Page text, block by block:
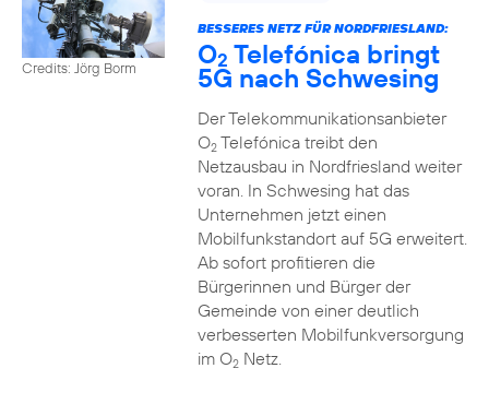
Credits: Jörg Borm
BESSERES NETZ FÜR NORDFRIESLAND:
O2 Telefónica bringt
5G nach Schwesing
Der Telekommunikationsanbieter
O2Telefónica treibt den
Netzausbau in Nordfriesland weiter
voran. In Schwesing hat das
Unternehmen jetzt einen
Mobilfunkstandort auf 5G erweitert.
Ab sofort profitieren die
Bürgerinnen und Bürger der
Gemeinde von einer deutlich
verbesserten Mobilfunkversorgung
im O2Netz.